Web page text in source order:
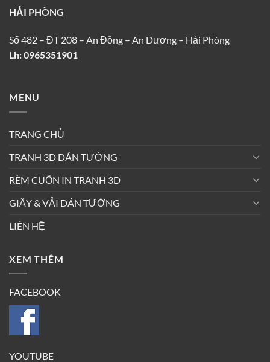
HẢI PHÒNG
Số 482 – ĐT 208 – An Đồng – An Dương – Hải Phòng
Lh: 0965351901
MENU
TRANG CHỦ
TRANH 3D DÁN TƯỜNG
RÈM CUỐN IN TRANH 3D
GIẤY & VẢI DÁN TƯỜNG
LIÊN HỆ
XEM THÊM
FACEBOOK
YOUTUBE